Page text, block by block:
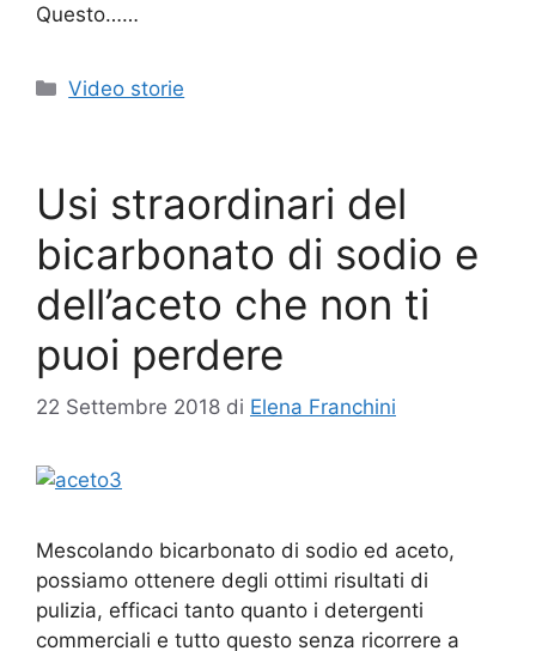
Questo……
Categorie
Video storie
Usi straordinari del
bicarbonato di sodio e
dell’aceto che non ti
puoi perdere
22 Settembre 2018 di Elena Franchini
Mescolando bicarbonato di sodio ed aceto,
possiamo ottenere degli ottimi risultati di
pulizia, efficaci tanto quanto i detergenti
commerciali e tutto questo senza ricorrere a